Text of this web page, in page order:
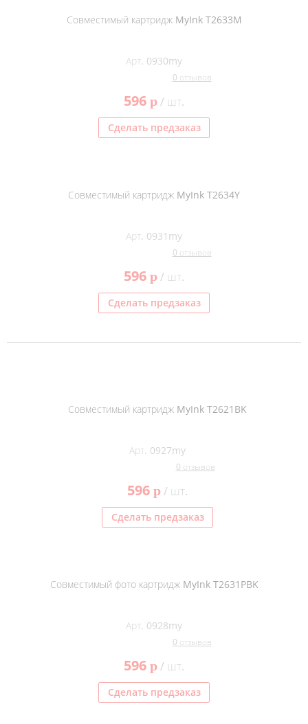
Совместимый картридж MyInk T2633M
Арт. 0930my
0 отзывов
596 p/ шт.
Сделать предзаказ
Совместимый картридж MyInk T2634Y
Арт. 0931my
0 отзывов
596 p/ шт.
Сделать предзаказ
Совместимый картридж MyInk T2621BK
Арт. 0927my
0 отзывов
596 p/ шт.
Сделать предзаказ
Совместимый фото картридж MyInk T2631PBK
Арт. 0928my
0 отзывов
596 p/ шт.
Сделать предзаказ